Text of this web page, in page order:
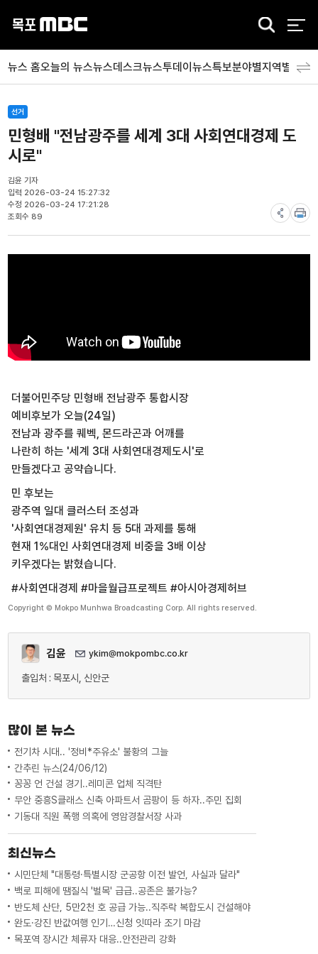
검
뉴스 홈오늘의 뉴스뉴스데스크뉴스투데이뉴스특보분야별지역별 뉴스
선거
민형배 "전남광주를 세계 3대 사회연대경제 도
시로"
김윤 기자
입력 2026-03-24 15:27:32
수정 2026-03-24 17:21:28
조회수 89
더불어민주당 민형배 전남광주 통합시장
예비후보가 오늘(24일)
전남과 광주를 퀘벡, 몬드라곤과 어깨를
나란히 하는 '세계 3대 사회연대경제도시'로
만들겠다고 공약습니다.
민 후보는
광주역 일대 클러스터 조성과
'사회연대경제원' 유치 등 5대 과제를 통해
현재 1%대인 사회연대경제 비중을 3배 이상
키우겠다는 밝혔습니다.
#사회연대경제 #마을월급프로젝트 #아시아경제허브
Copyright © Mokpo Munhwa Broadcasting Corp. All rights reserved.
김윤 ykim@mokpombc.co.kr
출입처 : 목포시, 신안군
많이 본 뉴스
전기차 시대.. '정비*주유소' 불황의 그늘
간추린 뉴스(24/06/12)
꽁꽁 언 건설 경기..레미콘 업체 직격탄
무안 중흥S클래스 신축 아파트서 곰팡이 등 하자..주민 집회
기동대 직원 폭행 의혹에 영암경찰서장 사과
최신뉴스
시민단체 "대통령·특별시장 군공항 이전 발언, 사실과 달라"
백로 피해에 땜질식 '벌목' 급급..공존은 불가능?
반도체 산단, 5만2천 호 공급 가능..직주락 복합도시 건설해야
완도·강진 반값여행 인기…신청 잇따라 조기 마감
목포역 장시간 체류자 대응..안전관리 강화